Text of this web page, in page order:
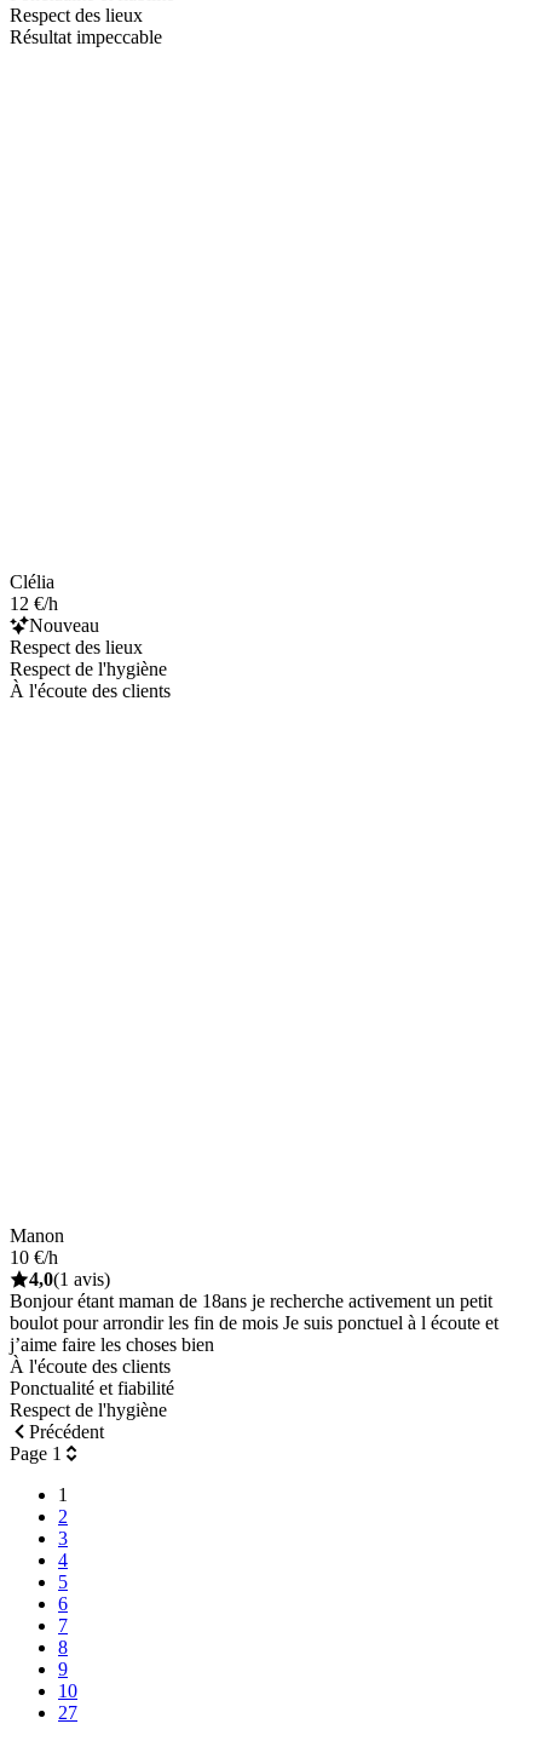
Respect des lieux
Résultat impeccable
Clélia
12 €/h
Nouveau
Respect des lieux
Respect de l'hygiène
À l'écoute des clients
Manon
10 €/h
4,0(1 avis)
Bonjour étant maman de 18ans je recherche activement un petit
boulot pour arrondir les fin de mois Je suis ponctuel à l écoute et
j’aime faire les choses bien
À l'écoute des clients
Ponctualité et fiabilité
Respect de l'hygiène
Précédent
Page 1
1
2
3
4
5
6
7
8
9
10
27